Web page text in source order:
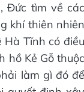
Đức tìm về các
khí thiên nhiên
Hà Tĩnh có điều
hồ Kẻ Gỗ thuộc
làm gì đó để